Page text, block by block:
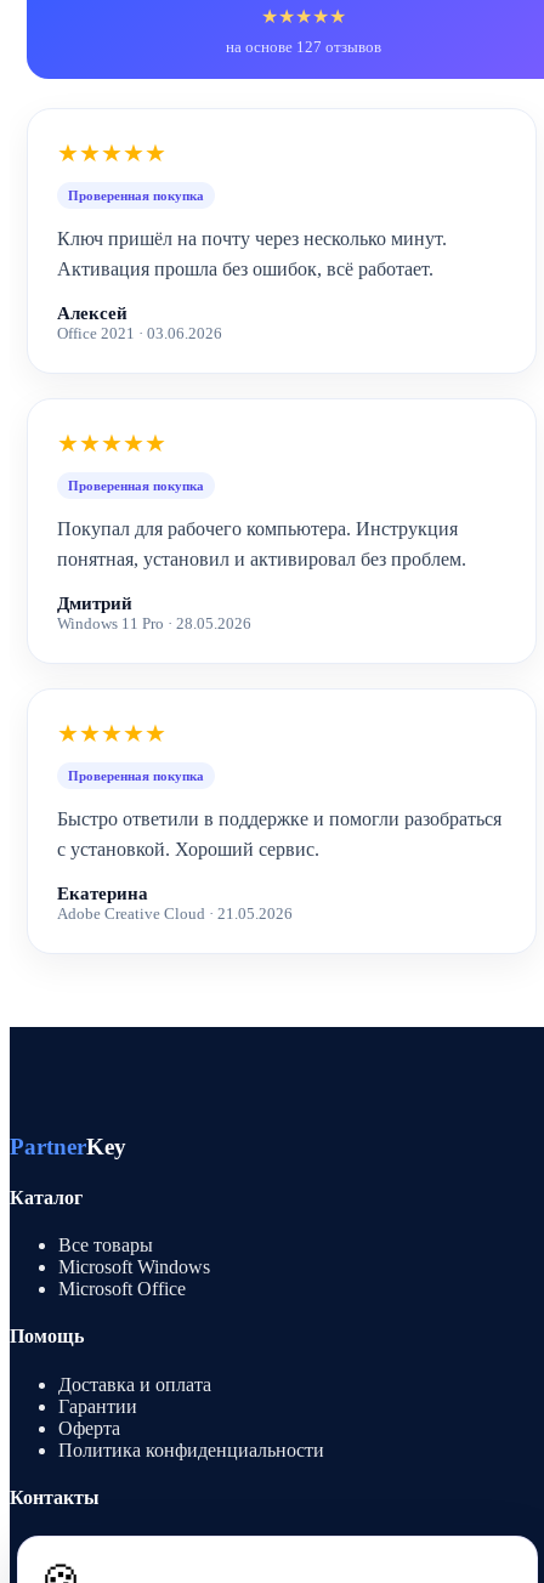
★★★★★
на основе 127 отзывов
★★★★★
Проверенная покупка
Ключ пришёл на почту через несколько минут.
Активация прошла без ошибок, всё работает.
Алексей
Office 2021 · 03.06.2026
★★★★★
Проверенная покупка
Покупал для рабочего компьютера. Инструкция
понятная, установил и активировал без проблем.
Дмитрий
Windows 11 Pro · 28.05.2026
★★★★★
Проверенная покупка
Быстро ответили в поддержке и помогли разобраться
с установкой. Хороший сервис.
Екатерина
Adobe Creative Cloud · 21.05.2026
PartnerKey
Каталог
Все товары
Microsoft Windows
Microsoft Office
Помощь
Доставка и оплата
Гарантии
Оферта
Политика конфиденциальности
Контакты
sales@partnerkey.ru